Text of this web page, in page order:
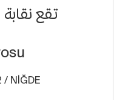
تقع
/ NİĞDE